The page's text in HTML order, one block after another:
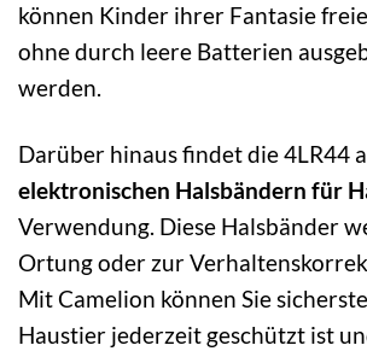
können Kinder ihrer Fantasie
ohne durch leere Batterien
werden.
Darüber hinaus findet die 4LR44
elektronischen Halsbändern für
Verwendung. Diese Halsbänder
Ortung oder zur
Mit Camelion können Sie
Haustier jederzeit geschützt ist